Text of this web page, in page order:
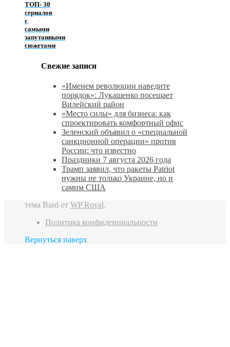
ТОП- 30
сериалов
с
самыми
запутанными
сюжетами
Свежие записи
«Именем революции наведите
порядок»: Лукашенко посещает
Вилейский район
«Место силы» для бизнеса: как
спроектировать комфортный офис
Зеленский объявил о «специальной
санкционной операции» против
России: что известно
Праздники 7 августа 2026 года
Трамп заявил, что ракеты Patriot
нужны не только Украине, но и
самим США
тема Bard от WP Royal.
Политика конфиденциальности
Вернуться наверх